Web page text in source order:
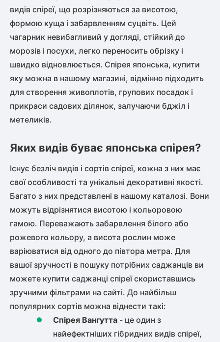
видів спіреї, що розрізняються за висотою,
формою куща і забарвленням суцвіть. Цей
чагарник невибагливий у догляді, стійкий до
морозів і посухи, легко переносить обрізку і
швидко відновлюється. Спірея японська, купити
яку можна в нашому магазині, відмінно підходить
для створення живоплотів, групових посадок і
прикраси садових ділянок, залучаючи бджіл і
метеликів.
Яких видів буває японська спірея?
Існує безліч видів і сортів спіреї, кожна з них має
свої особливості та унікальні декоративні якості.
Багато з них представлені в нашому каталозі. Вони
можуть відрізнятися висотою і кольоровою
гамою. Переважають забарвлення білого або
рожевого кольору, а висота рослин може
варіюватися від одного до півтора метра. Для
вашої зручності в пошуку потрібних саджанців ви
можете купити саджанці спіреїскориставшись
зручними фільтрами на сайті. До найбільш
популярних сортів можна віднести такі:
Спірея Вангутта - це один з
найефектніших гібридних видів спіреї,